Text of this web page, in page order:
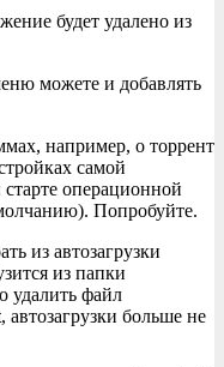
будет удалено из
можете и добавлять
например, о торрент
самой
операционной
Попробуйте.
из автозагрузки
из папки
удалить файл
, автозагрузки больше не